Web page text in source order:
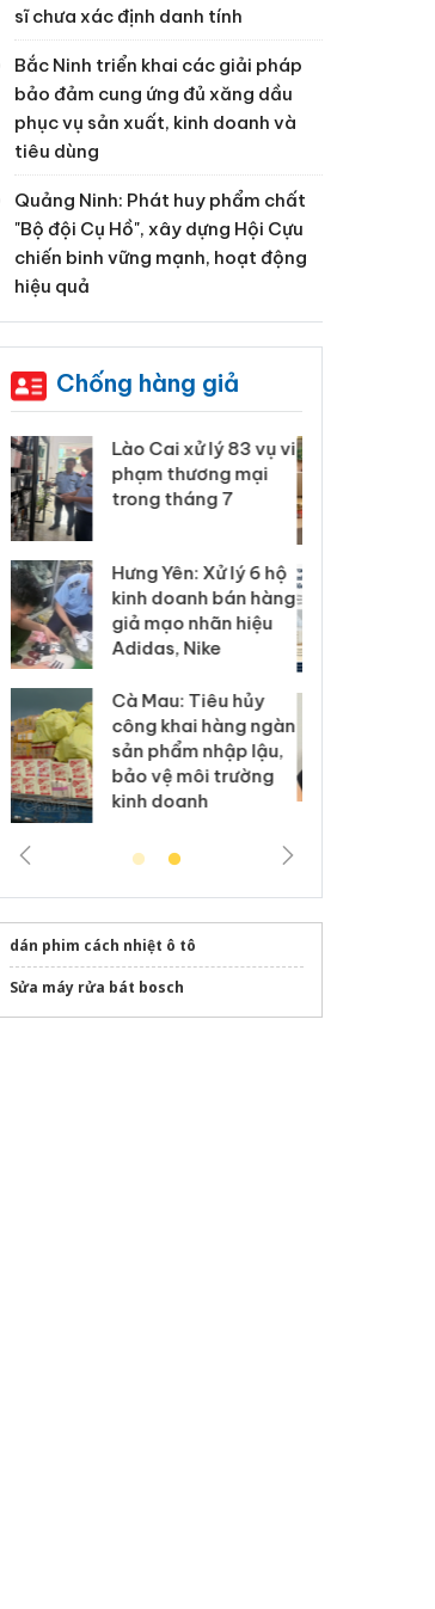
sĩ chưa xác định danh tính
Bắc Ninh triển khai các giải pháp
bảo đảm cung ứng đủ xăng dầu
phục vụ sản xuất, kinh doanh và
tiêu dùng
Quảng Ninh: Phát huy phẩm chất
"Bộ đội Cụ Hồ", xây dựng Hội Cựu
chiến binh vững mạnh, hoạt động
hiệu quả
Chống hàng giả
Công an Thanh Hóa
tìm bị hại trong vụ
án sản xuất, buôn
Thanh Hóa: Tìm bị
hại trong vụ án buôn
bán bình sữa
Moyuum giả
An Giang: Đối tượng
chủ mưu đường dây
bán hàng giả tại Phú
Quốc ra đầu thú
dán phim cách nhiệt ô tô
Sửa máy rửa bát bosch